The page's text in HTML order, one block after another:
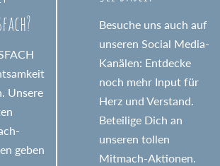
Unsere
geben
Besuche uns auch auf
unseren Social Media-
Kanälen: Entdecke
noch mehr Input für
Herz und Verstand.
Beteilige Dich an
unseren tollen
Mitmach-Aktionen.